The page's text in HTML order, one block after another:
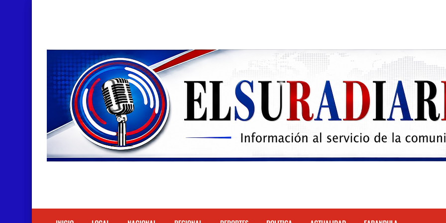
Doctora Magandys Cuevas maltrata pacientes en el Hospital de Cabral.